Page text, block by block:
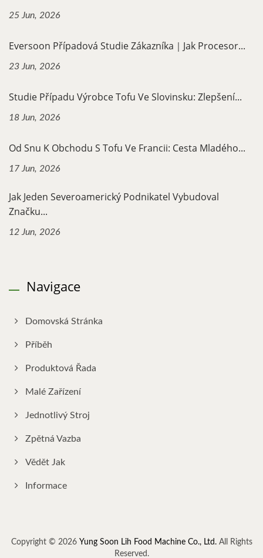
25 Jun, 2026
Eversoon Případová Studie Zákazníka｜Jak Procesor...
23 Jun, 2026
Studie Případu Výrobce Tofu Ve Slovinsku: Zlepšení...
18 Jun, 2026
Od Snu K Obchodu S Tofu Ve Francii: Cesta Mladého...
17 Jun, 2026
Jak Jeden Severoamerický Podnikatel Vybudoval
Značku...
12 Jun, 2026
Navigace
Domovská Stránka
Příběh
Produktová Řada
Malé Zařízení
Jednotlivý Stroj
Zpětná Vazba
Vědět Jak
Informace
Copyright © 2026 Yung Soon Lih Food Machine Co., Ltd.All Rights
Reserved.